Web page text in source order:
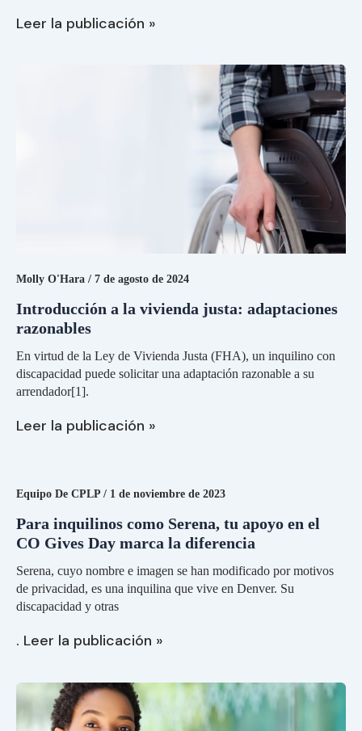
opciones
vinculadas
Leer la publicación »
Molly O'Hara / 7 de agosto de 2024
Introducción a la vivienda justa: adaptaciones
razonables
En virtud de la Ley de Vivienda Justa (FHA), un inquilino con
discapacidad puede solicitar una adaptación razonable a su
arrendador[1].
Leer la publicación »
Equipo De CPLP / 1 de noviembre de 2023
Para inquilinos como Serena, tu apoyo en el
CO Gives Day marca la diferencia
Serena, cuyo nombre e imagen se han modificado por motivos
de privacidad, es una inquilina que vive en Denver. Su
discapacidad y otras
como
Serena,
tu
apoyo
en
el
CO
Gives
marca
la
. Leer la publicación »
sobre
vivienda:
Rescisión